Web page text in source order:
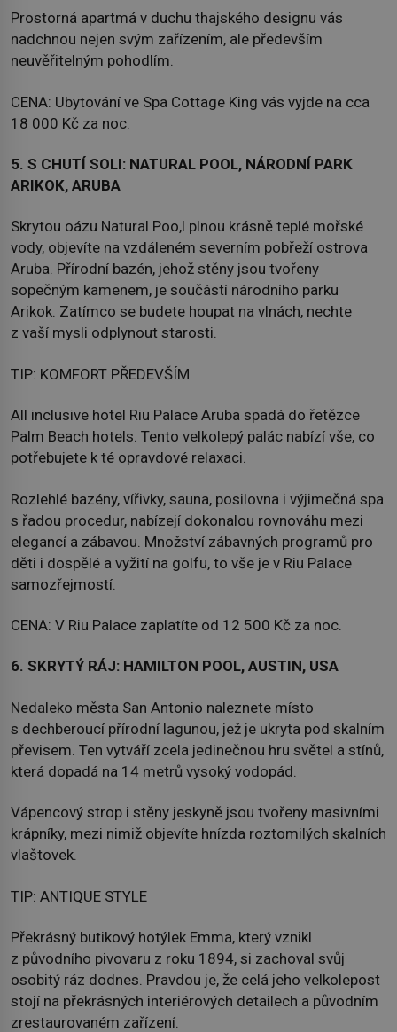
Prostorná apartmá v duchu thajského designu vás
nadchnou nejen svým zařízením, ale především
neuvěřitelným pohodlím.
CENA: Ubytování ve Spa Cottage King vás vyjde na cca
18 000 Kč za noc.
5. S CHUTÍ SOLI: NATURAL POOL, NÁRODNÍ PARK
ARIKOK, ARUBA
Skrytou oázu Natural Poo,l plnou krásně teplé mořské
vody, objevíte na vzdáleném severním pobřeží ostrova
Aruba. Přírodní bazén, jehož stěny jsou tvořeny
sopečným kamenem, je součástí národního parku
Arikok. Zatímco se budete houpat na vlnách, nechte
z vaší mysli odplynout starosti.
TIP: KOMFORT PŘEDEVŠÍM
All inclusive hotel Riu Palace Aruba spadá do řetězce
Palm Beach hotels. Tento velkolepý palác nabízí vše, co
potřebujete k té opravdové relaxaci.
Rozlehlé bazény, vířivky, sauna, posilovna i výjimečná spa
s řadou procedur, nabízejí dokonalou rovnováhu mezi
elegancí a zábavou. Množství zábavných programů pro
děti i dospělé a vyžití na golfu, to vše je v Riu Palace
samozřejmostí.
CENA: V Riu Palace zaplatíte od 12 500 Kč za noc.
6. SKRYTÝ RÁJ: HAMILTON POOL, AUSTIN, USA
Nedaleko města San Antonio naleznete místo
s dechberoucí přírodní lagunou, jež je ukryta pod skalním
převisem. Ten vytváří zcela jedinečnou hru světel a stínů,
která dopadá na 14 metrů vysoký vodopád.
Vápencový strop i stěny jeskyně jsou tvořeny masivními
krápníky, mezi nimiž objevíte hnízda roztomilých skalních
vlaštovek.
TIP: ANTIQUE STYLE
Překrásný butikový hotýlek Emma, který vznikl
z původního pivovaru z roku 1894, si zachoval svůj
osobitý ráz dodnes. Pravdou je, že celá jeho velkolepost
stojí na překrásných interiérových detailech a původním
zrestaurovaném zařízení.